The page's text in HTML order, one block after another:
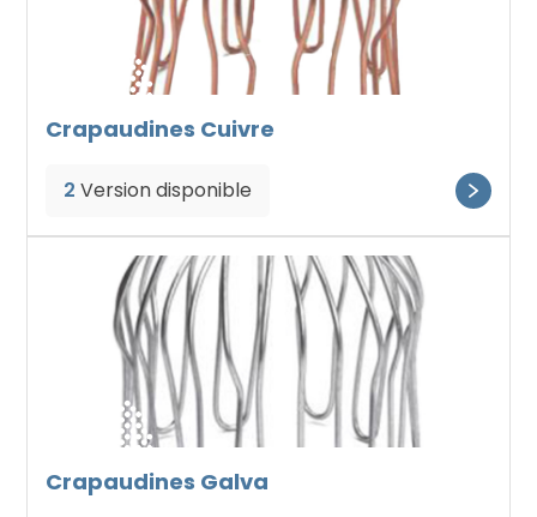
Crapaudines Cuivre
2 Version disponible
Crapaudines Galva